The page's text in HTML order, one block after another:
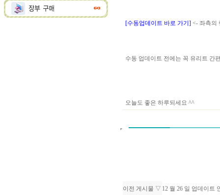
[수동업데이트 바로 가기] <- 좌측의
수동 업데이트 전에는 꼭 유리트 간
오늘도 좋은 하루되세요 ^^
이전 게시물 ▽ 12 월 26 일 업데이트